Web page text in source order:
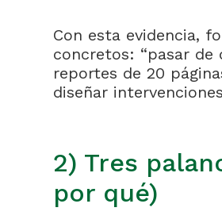
Con esta evidencia,
concretos: “pasar de
reportes de 20
diseñar
2) Tres
por qué)